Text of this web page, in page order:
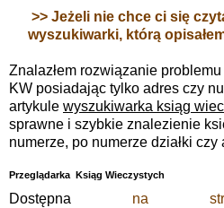
>> Jeżeli nie chce ci się
wyszukiwarki, którą
Znalazłem rozwiązanie
KW posiadając tylko adres czy
artykule wyszukiwarka ksiąg
sprawne i szybkie znalezienie
numerze, po numerze działki
Przeglądarka Ksiąg Wieczystych
Dostępna na